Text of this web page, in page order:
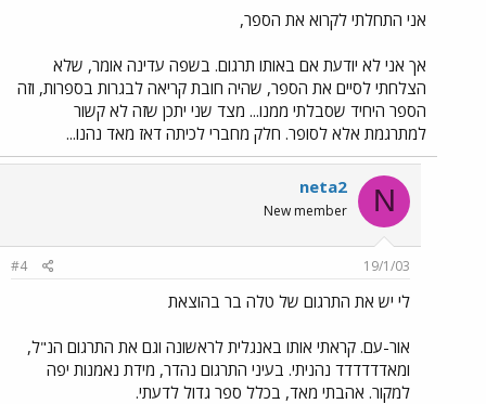
אני התחלתי לקרוא את הספר,
אך אני לא יודעת אם באותו תרגום. בשפה עדינה אומר, שלא
הצלחתי לסיים את הספר, שהיה חובת קריאה לבגרות בספרות, וזה
הספר היחיד שסבלתי ממנו... מצד שני יתכן שזה לא קשור
למתרגמת אלא לסופר. חלק מחברי לכיתה דאז מאד נהנו...
N
neta2
New member
19/1/03
#4
לי יש את התרגום של טלה בר בהוצאת
אור-עם. קראתי אותו באנגלית לראשונה וגם את התרגום הנ"ל,
ומאדדדדדד נהניתי. בעיני התרגום נהדר, מידת נאמנות יפה
למקור. אהבתי מאד, בכלל ספר גדול לדעתי.